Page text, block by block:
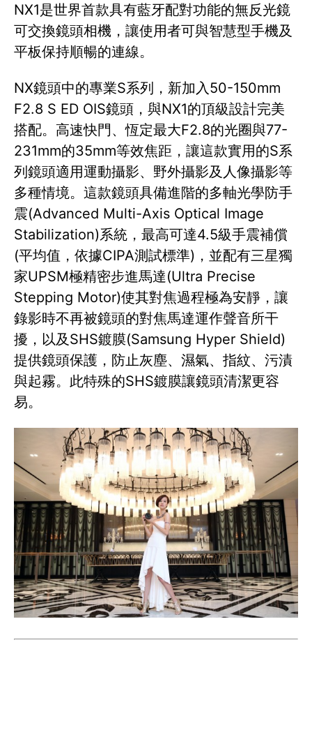
NX1是世界首款具有藍牙配對功能的無反光鏡
可交換鏡頭相機，讓使用者可與智慧型手機及
平板保持順暢的連線。
NX鏡頭中的專業S系列，新加入50-150mm
F2.8 S ED OIS鏡頭，與NX1的頂級設計完美
搭配。高速快門、恆定最大F2.8的光圈與77-
231mm的35mm等效焦距，讓這款實用的S系
列鏡頭適用運動攝影、野外攝影及人像攝影等
多種情境。這款鏡頭具備進階的多軸光學防手
震(Advanced Multi-Axis Optical Image
Stabilization)系統，最高可達4.5級手震補償
(平均值，依據CIPA測試標準)，並配有三星獨
家UPSM極精密步進馬達(Ultra Precise
Stepping Motor)使其對焦過程極為安靜，讓
錄影時不再被鏡頭的對焦馬達運作聲音所干
擾，以及SHS鍍膜(Samsung Hyper Shield)
提供鏡頭保護，防止灰塵、濕氣、指紋、污漬
與起霧。此特殊的SHS鍍膜讓鏡頭清潔更容
易。